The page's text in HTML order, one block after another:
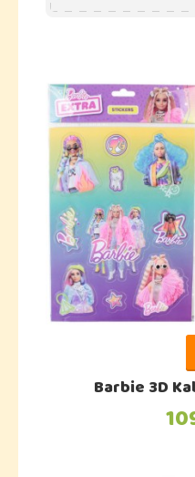
Barbie 3D